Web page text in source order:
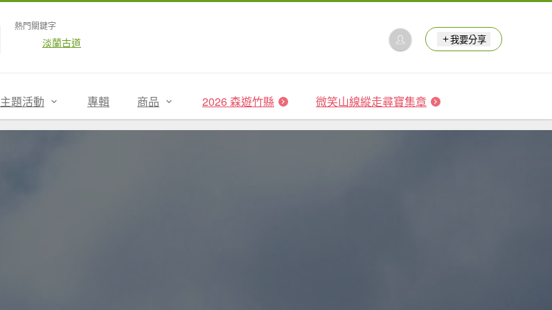
熱門關鍵字
淡蘭古道 我要分享
主題活動 專輯 商品 2026 森遊竹縣 微笑山線縱走尋寶集章